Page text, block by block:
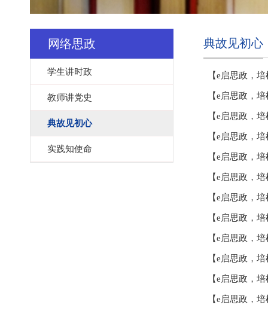
网络思政
学生讲时政
教师讲党史
典故见初心
实践知使命
典故见初心
【e启思政，
【e启思政，
【e启思政，
【e启思政，
【e启思政，
【e启思政，
【e启思政，
【e启思政，
【e启思政，
【e启思政，
【e启思政，
【e启思政，